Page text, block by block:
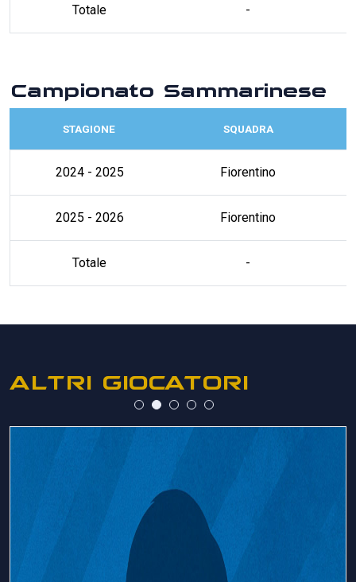
Totale -
Campionato Sammarinese
STAGIONE SQUADRA
2024 - 2025 Fiorentino
2025 - 2026 Fiorentino
Totale -
ALTRI GIOCATORI